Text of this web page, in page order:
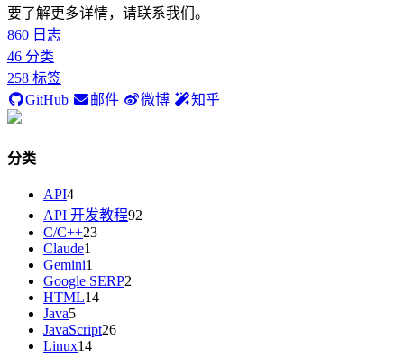
要了解更多详情，请联系我们。
860 日志
46 分类
258 标签
GitHub
邮件 微博 知乎
分类
API4
API 开发教程92
C/C++23
Claude1
Gemini1
Google SERP2
HTML14
Java5
JavaScript26
Linux14